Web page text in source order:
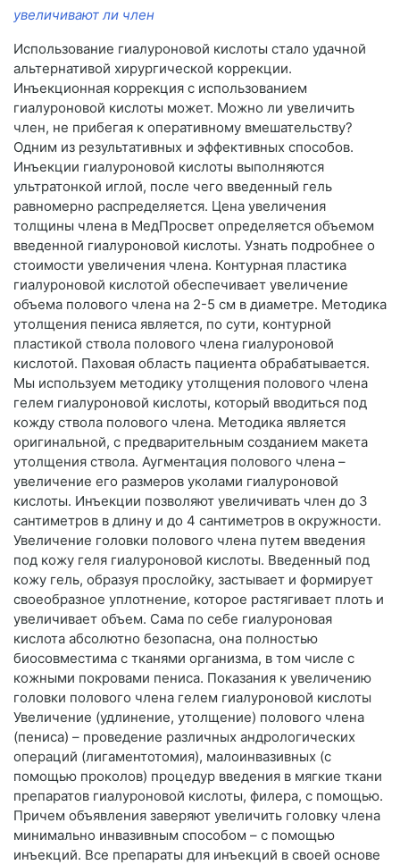
увеличивают ли член
Использование гиалуроновой кислоты стало удачной
альтернативой хирургической коррекции.
Инъекционная коррекция с использованием
гиалуроновой кислоты может. Можно ли увеличить
член, не прибегая к оперативному вмешательству?
Одним из результативных и эффективных способов.
Инъекции гиалуроновой кислоты выполняются
ультратонкой иглой, после чего введенный гель
равномерно распределяется. Цена увеличения
толщины члена в МедПросвет определяется объемом
введенной гиалуроновой кислоты. Узнать подробнее о
стоимости увеличения члена. Контурная пластика
гиалуроновой кислотой обеспечивает увеличение
объема полового члена на 2-5 см в диаметре. Методика
утолщения пениса является, по сути, контурной
пластикой ствола полового члена гиалуроновой
кислотой. Паховая область пациента обрабатывается.
Мы используем методику утолщения полового члена
гелем гиалуроновой кислоты, который вводиться под
кожду ствола полового члена. Методика является
оригинальной, с предварительным созданием макета
утолщения ствола. Аугментация полового члена –
увеличение его размеров уколами гиалуроновой
кислоты. Инъекции позволяют увеличивать член до 3
сантиметров в длину и до 4 сантиметров в окружности.
Увеличение головки полового члена путем введения
под кожу геля гиалуроновой кислоты. Введенный под
кожу гель, образуя прослойку, застывает и формирует
своеобразное уплотнение, которое растягивает плоть и
увеличивает объем. Сама по себе гиалуроновая
кислота абсолютно безопасна, она полностью
биосовместима с тканями организма, в том числе с
кожными покровами пениса. Показания к увеличению
головки полового члена гелем гиалуроновой кислоты
Увеличение (удлинение, утолщение) полового члена
(пениса) – проведение различных андрологических
операций (лигаментотомия), малоинвазивных (с
помощью проколов) процедур введения в мягкие ткани
препаратов гиалуроновой кислоты, филера, с помощью.
Причем объявления заверяют увеличить головку члена
минимально инвазивным способом – с помощью
инъекций. Все препараты для инъекций в своей основе